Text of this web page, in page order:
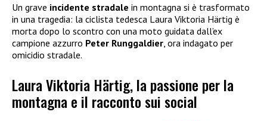
Un grave incidente stradale in montagna si è trasformato
in una tragedia: la ciclista tedesca Laura Viktoria Härtig è
morta dopo lo scontro con una moto guidata dall’ex
campione azzurro Peter Runggaldier , ora indagato per
omicidio stradale.
Laura Viktoria Härtig, la passione per la
montagna e il racconto sui social